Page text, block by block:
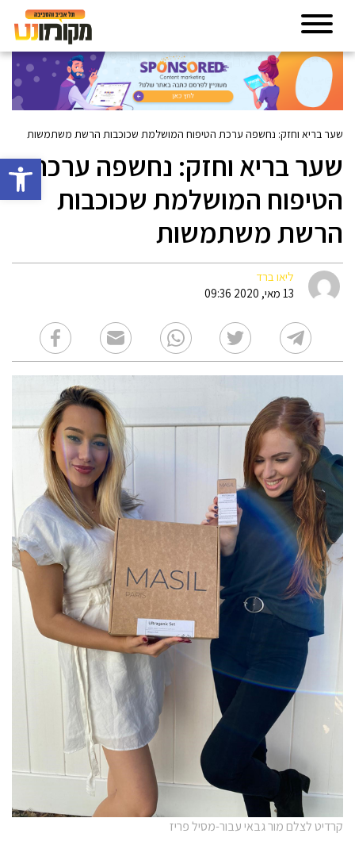
פתח
שער בריא וחזק: נחשפה ערכת הטיפוח המושלמת שכוכבות הרשת משתמשות
שער בריא וחזק: נחשפה ערכת
הטיפוח המושלמת שכוכבות
הרשת משתמשות
ליאו ברד
13 מאי, 2020 09:36
קרדיט לצלם מור גבאי עבור-מסיל פריז